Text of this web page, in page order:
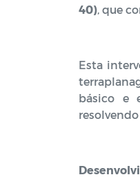
40), que
Esta
básico e